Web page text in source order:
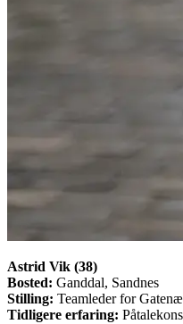
Astrid Vik (38)
Bosted: Ganddal, Sandnes
Stilling: Teamleder for
Tidligere erfaring: